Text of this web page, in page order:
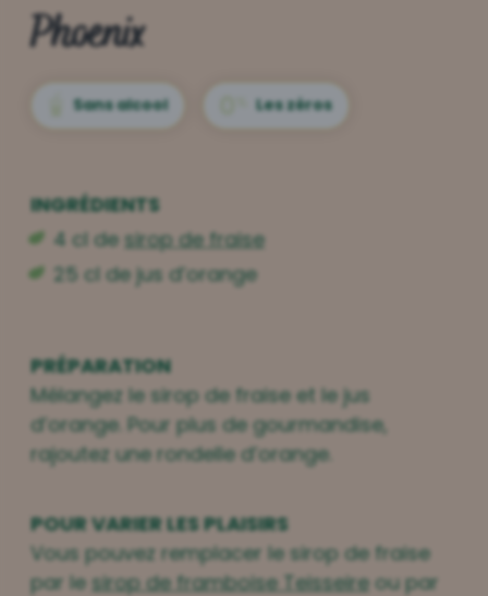
Phoenix
Sans alcool Les zéros
INGRÉDIENTS
4 cl de sirop de fraise
25 cl de jus d’orange
PRÉPARATION
Mélangez le sirop de fraise et le jus
d’orange. Pour plus de gourmandise,
rajoutez une rondelle d’orange.
POUR VARIER LES PLAISIRS
Vous pouvez remplacer le sirop de fraise
par le sirop de framboise Teisseire ou par